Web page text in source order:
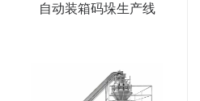
自动装箱码垛生产线